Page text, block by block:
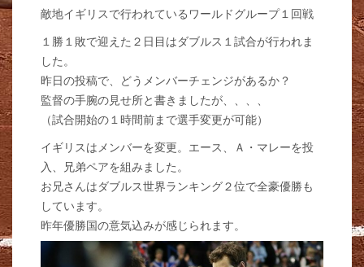
敵地イギリスで行われているワールドグループ１回戦
１勝１敗で迎えた２日目はダブルス１試合が行われま
した。
昨日の投稿で、どうメンバーチェンジがあるか？
監督の手腕の見せ所と書きましたが、、、、
（試合開始の１時間前まで選手変更が可能）
イギリスはメンバーを変更。エース、Ａ・マレーを投
入、兄弟ペアを組みました。
お兄さんはダブルス世界ランキング２位で全豪優勝も
しています。
昨年優勝国の意気込みが感じられます。